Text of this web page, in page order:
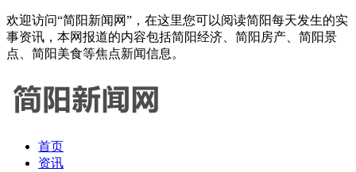
欢迎访问“简阳新闻网”，在这里您可以阅读简阳每天发生的实
事资讯，本网报道的内容包括简阳经济、简阳房产、简阳景
点、简阳美食等焦点新闻信息。
首页
资讯